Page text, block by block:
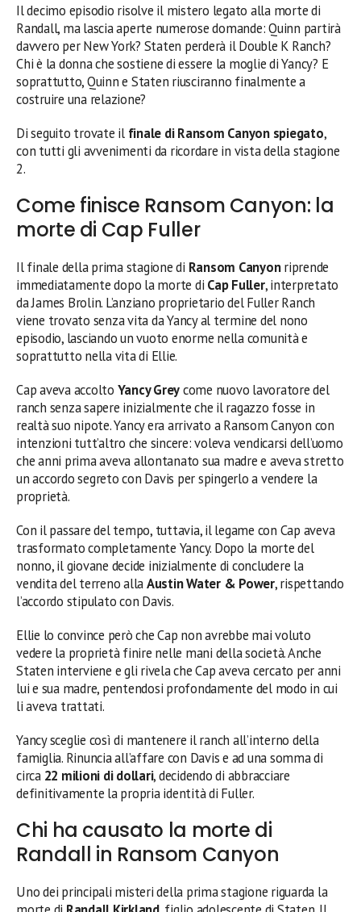
Il decimo episodio risolve il mistero legato alla morte di
Randall, ma lascia aperte numerose domande: Quinn partirà
davvero per New York? Staten perderà il Double K Ranch?
Chi è la donna che sostiene di essere la moglie di Yancy? E
soprattutto, Quinn e Staten riusciranno finalmente a
costruire una relazione?
Di seguito trovate il finale di Ransom Canyon spiegato,
con tutti gli avvenimenti da ricordare in vista della stagione
2.
Come finisce Ransom Canyon: la
morte di Cap Fuller
Il finale della prima stagione di Ransom Canyonriprende
immediatamente dopo la morte di Cap Fuller, interpretato
da James Brolin. L’anziano proprietario del Fuller Ranch
viene trovato senza vita da Yancy al termine del nono
episodio, lasciando un vuoto enorme nella comunità e
soprattutto nella vita di Ellie.
Cap aveva accolto Yancy Greycome nuovo lavoratore del
ranch senza sapere inizialmente che il ragazzo fosse in
realtà suo nipote. Yancy era arrivato a Ransom Canyon con
intenzioni tutt’altro che sincere: voleva vendicarsi dell’uomo
che anni prima aveva allontanato sua madre e aveva stretto
un accordo segreto con Davis per spingerlo a vendere la
proprietà.
Con il passare del tempo, tuttavia, il legame con Cap aveva
trasformato completamente Yancy. Dopo la morte del
nonno, il giovane decide inizialmente di concludere la
vendita del terreno allaAustin Water & Power, rispettando
l’accordo stipulato con Davis.
Ellie lo convince però che Cap non avrebbe mai voluto
vedere la proprietà finire nelle mani della società. Anche
Staten interviene e gli rivela che Cap aveva cercato per anni
lui e sua madre, pentendosi profondamente del modo in cui
li aveva trattati.
Yancy sceglie così di mantenere il ranch all’interno della
famiglia. Rinuncia all’affare con Davis e ad una somma di
circa 22 milioni di dollari, decidendo di abbracciare
definitivamente la propria identità di Fuller.
Chi ha causato la morte di
Randall in Ransom Canyon
Uno dei principali misteri della prima stagione riguarda la